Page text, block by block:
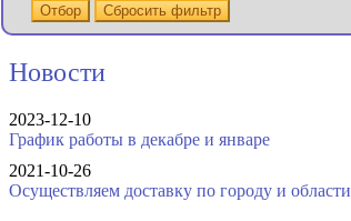
Отбор Сбросить фильтр
Новости
2023-12-10
График работы в декабре и январе
2021-10-26
Осуществляем доставку по городу и области